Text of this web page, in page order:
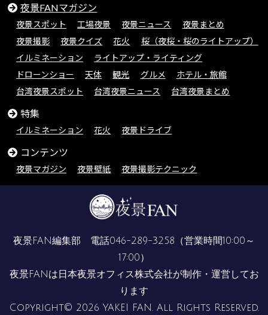
夜景FANマガジン
夜景スポット 工場夜景 夜景ニュース
夜景まとめ
夜景撮影
夜景クイズ 花火
桜（夜桜・桜のライトアップ）
イルミネーション
ライトアップ・ライティング
ドローンショー
天体 観光 グルメ
ホテル・旅館
台湾夜景スポット
台湾夜景ニュース 台湾夜景まとめ
特集
イルミネーション 花火 夜景ドライブ
コンテンツ
夜景マガジン 夜景壁紙 夜景撮影テクニック
夜景FAN編集部 電話046-289-3258 （営業時間10:00～
17:00）
夜景FANは 日本夜景オフィス株式会社が制作・運営してお
ります
Copyright© 2026 YAKEI FAN. All Rights Reserved.